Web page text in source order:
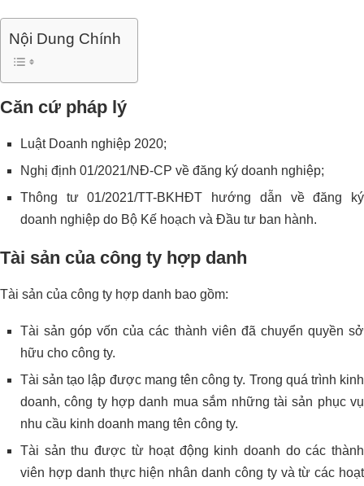
Nội Dung Chính
Căn cứ pháp lý
Luật Doanh nghiệp 2020;
Nghị định 01/2021/NĐ-CP về đăng ký doanh nghiệp;
Thông tư 01/2021/TT-BKHĐT hướng dẫn về đăng ký
doanh nghiệp do Bộ Kế hoạch và Đầu tư ban hành.
Tài sản của công ty hợp danh
Tài sản của công ty hợp danh bao gồm:
Tài sản góp vốn của các thành viên đã chuyển quyền sở
hữu cho công ty.
Tài sản tạo lập được mang tên công ty. Trong quá trình kinh
doanh, công ty hợp danh mua sắm những tài sản phục vụ
nhu cầu kinh doanh mang tên công ty.
Tài sản thu được từ hoạt động kinh doanh do các thành
viên hợp danh thực hiện nhân danh công ty và từ các hoạt